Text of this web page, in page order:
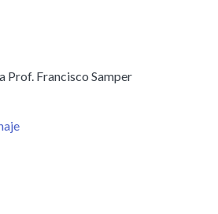
Prof. Francisco Samper